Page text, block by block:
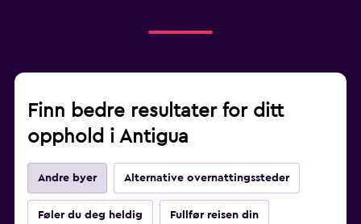
Finn bedre resultater for ditt
opphold i Antigua
Andre byer Alternative overnattingssteder
Føler du deg heldig Fullfør reisen din